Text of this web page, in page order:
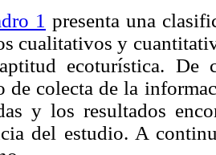
1 presenta una
cualitativos y
ecoturística. De
de colecta de la
y los resultados
del estudio. A